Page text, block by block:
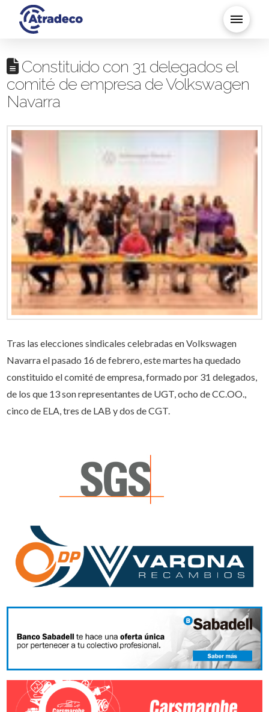
Constituido con 31 delegados el
comité de empresa de Volkswagen
Navarra
Tras las elecciones sindicales celebradas en Volkswagen
Navarra el pasado 16 de febrero, este martes ha quedado
constituido el comité de empresa, formado por 31 delegados,
de los que 13 son representantes de UGT, ocho de CC.OO.,
cinco de ELA, tres de LAB y dos de CGT.